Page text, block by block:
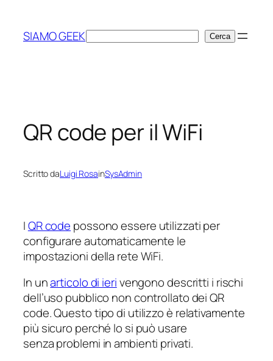
contenuto
SIAMO GEEKCerca Cerca
QR code per il WiFi
Scritto daLuigi RosainSysAdmin
IQR code possono essere utilizzati per
configurare automaticamente le
impostazioni della rete WiFi.
In unarticolo di ierivengono descritti i rischi
dell’uso pubblico non controllato dei QR
code. Questo tipo di utilizzo è relativamente
più sicuro perché lo si può usare
senza problemi in ambienti privati.